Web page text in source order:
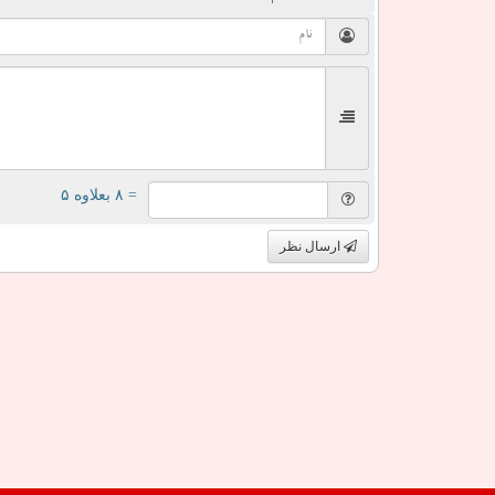
= ۸ بعلاوه ۵
ارسال نظر